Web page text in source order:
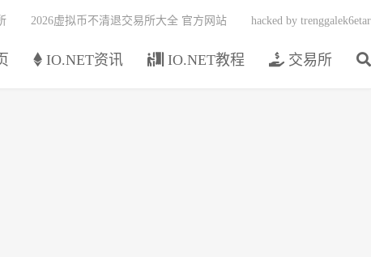
IO.NET资讯 IO.NET教程 交易所
2026虚拟币不清退交易所大全 官方网站 hacked by trenggalek6etar